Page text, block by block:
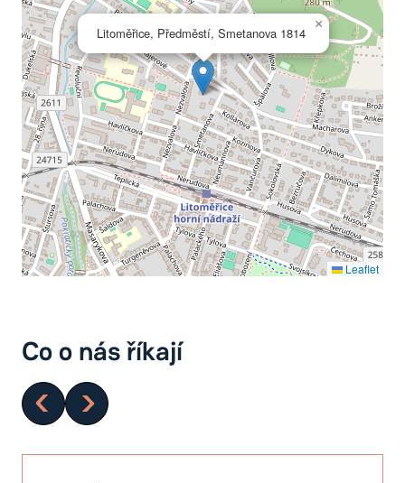
Litoměřice, Předměstí, Smetanova 1814
×
Leaflet
Co o nás říkají